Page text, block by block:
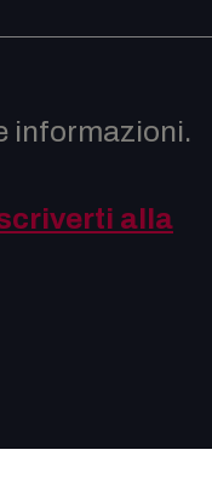
informazioni.
alla